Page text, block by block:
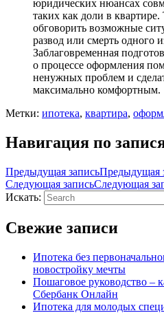
юридических нюансах
таких как доли в квартире.
обговорить возможные
развод или смерть одного
Заблаговременная
о процессе оформления
ненужных проблем и
максимально комфортным.
Метки: ипотека, квартира,
Навигация по
Предыдущая записьПредыдущая
Следующая записьСледующая
Искать:
Свежие записи
Ипотека без
новостройку мечты
Пошаговое руководство –
Сбербанк Онлайн
Ипотека для молодых